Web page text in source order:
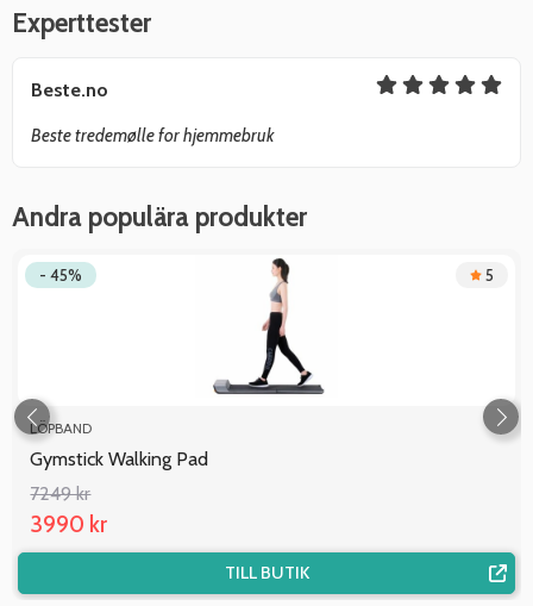
Experttester
Beste.no
Beste tredemølle for hjemmebruk
Andra populära produkter
- 45% 5
LÖPBAND
Gymstick Walking Pad
7249 kr
3990 kr
TILL BUTIK